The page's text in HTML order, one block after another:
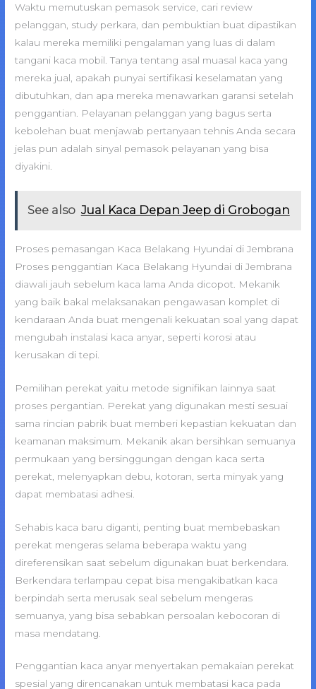
Waktu memutuskan pemasok service, cari review
pelanggan, study perkara, dan pembuktian buat dipastikan
kalau mereka memiliki pengalaman yang luas di dalam
tangani kaca mobil. Tanya tentang asal muasal kaca yang
mereka jual, apakah punyai sertifikasi keselamatan yang
dibutuhkan, dan apa mereka menawarkan garansi setelah
penggantian. Pelayanan pelanggan yang bagus serta
kebolehan buat menjawab pertanyaan tehnis Anda secara
jelas pun adalah sinyal pemasok pelayanan yang bisa
diyakini.
See also Jual Kaca Depan Jeep di Grobogan
Proses pemasangan Kaca Belakang Hyundai di Jembrana
Proses penggantian Kaca Belakang Hyundai di Jembrana
diawali jauh sebelum kaca lama Anda dicopot. Mekanik
yang baik bakal melaksanakan pengawasan komplet di
kendaraan Anda buat mengenali kekuatan soal yang dapat
mengubah instalasi kaca anyar, seperti korosi atau
kerusakan di tepi.
Pemilihan perekat yaitu metode signifikan lainnya saat
proses pergantian. Perekat yang digunakan mesti sesuai
sama rincian pabrik buat memberi kepastian kekuatan dan
keamanan maksimum. Mekanik akan bersihkan semuanya
permukaan yang bersinggungan dengan kaca serta
perekat, melenyapkan debu, kotoran, serta minyak yang
dapat membatasi adhesi.
Sehabis kaca baru diganti, penting buat membebaskan
perekat mengeras selama beberapa waktu yang
direferensikan saat sebelum digunakan buat berkendara.
Berkendara terlampau cepat bisa mengakibatkan kaca
berpindah serta merusak seal sebelum mengeras
semuanya, yang bisa sebabkan persoalan kebocoran di
masa mendatang.
Penggantian kaca anyar menyertakan pemakaian perekat
spesial yang direncanakan untuk membatasi kaca pada